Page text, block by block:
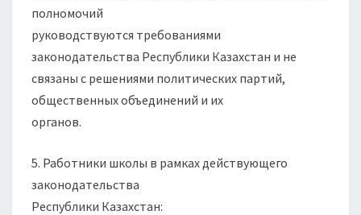
полномочий
руководствуются требованиями
законодательства Республики Казахстан и не
связаны с решениями политических партий,
общественных объединений и их
органов.
5. Работники школы в рамках действующего
законодательства
Республики Казахстан: